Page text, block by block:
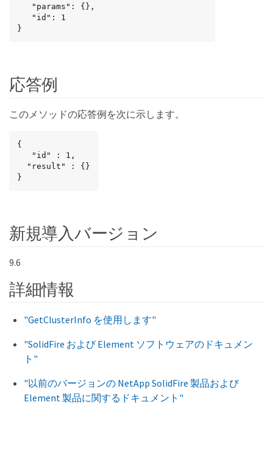
}
応答例
このメソッドの応答例を次に示します。
{
}
新規導入バージョン
9.6
詳細情報
"GetClusterInfo を使用します"
"SolidFire および Element ソフトウェアのドキュメン
ト"
"以前のバージョンの NetApp SolidFire 製品および
Element 製品に関するドキュメント"